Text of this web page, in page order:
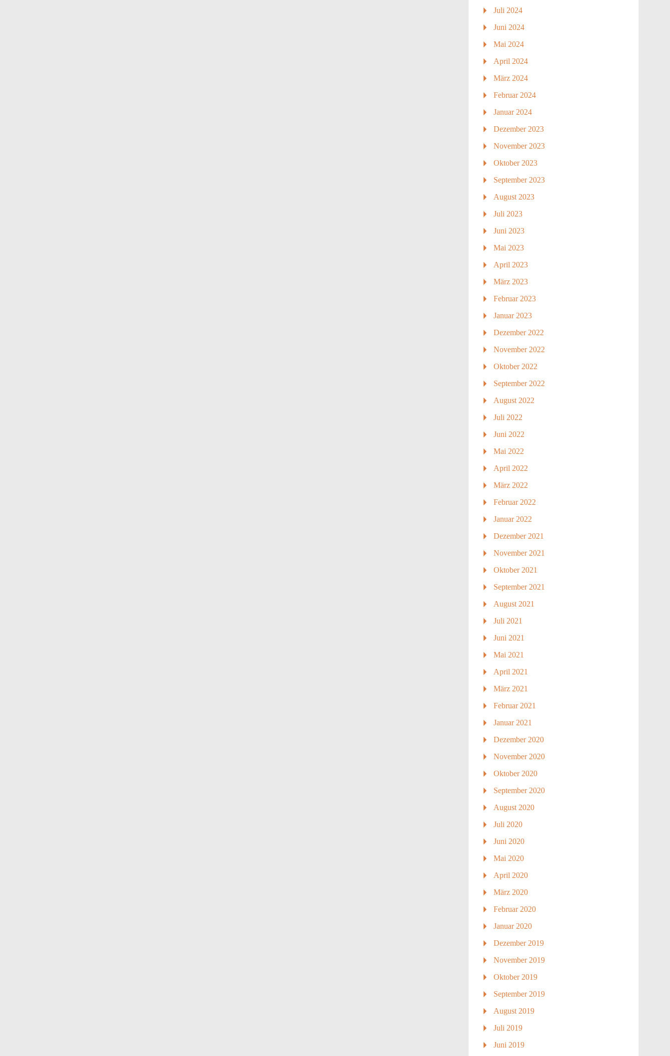
Juli 2024
Juni 2024
Mai 2024
April 2024
März 2024
Februar 2024
Januar 2024
Dezember 2023
November 2023
Oktober 2023
September 2023
August 2023
Juli 2023
Juni 2023
Mai 2023
April 2023
März 2023
Februar 2023
Januar 2023
Dezember 2022
November 2022
Oktober 2022
September 2022
August 2022
Juli 2022
Juni 2022
Mai 2022
April 2022
März 2022
Februar 2022
Januar 2022
Dezember 2021
November 2021
Oktober 2021
September 2021
August 2021
Juli 2021
Juni 2021
Mai 2021
April 2021
März 2021
Februar 2021
Januar 2021
Dezember 2020
November 2020
Oktober 2020
September 2020
August 2020
Juli 2020
Juni 2020
Mai 2020
April 2020
März 2020
Februar 2020
Januar 2020
Dezember 2019
November 2019
Oktober 2019
September 2019
August 2019
Juli 2019
Juni 2019